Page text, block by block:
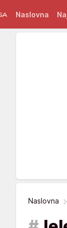
Naslovna
Naslovna